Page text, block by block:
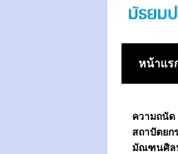
หน้าแร
ความถนัด
สถาปัตยก
มัณฑนศิล